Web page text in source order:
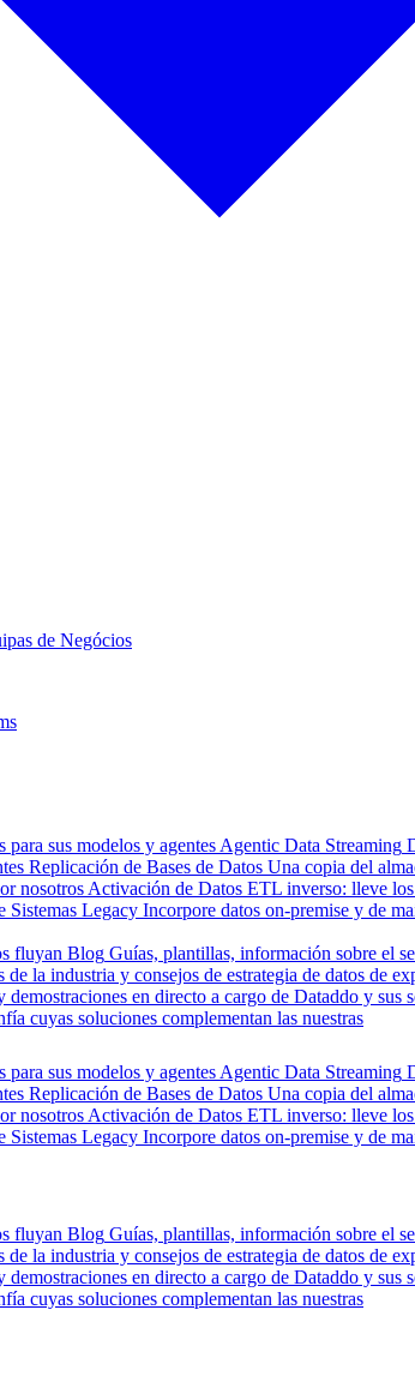
de Negócios
para sus modelos y agentes Agentic Data Streaming
Replicación de Bases de Datos Una copia del
nosotros Activación de Datos ETL inverso: lleve los
Sistemas Legacy Incorpore datos on-premise y de
fluyan Blog Guías, plantillas, información sobre el
la industria y consejos de estrategia de datos de
demostraciones en directo a cargo de Dataddo y sus
cuyas soluciones complementan las nuestras
para sus modelos y agentes Agentic Data Streaming
Replicación de Bases de Datos Una copia del
nosotros Activación de Datos ETL inverso: lleve los
Sistemas Legacy Incorpore datos on-premise y de
fluyan Blog Guías, plantillas, información sobre el
la industria y consejos de estrategia de datos de
demostraciones en directo a cargo de Dataddo y sus
cuyas soluciones complementan las nuestras